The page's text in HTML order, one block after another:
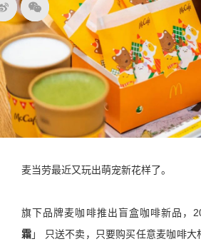
麦当劳最近又玩出萌宠新花样了。
旗下品牌麦咖啡推出盲盒咖啡新品，
霜」 只送不卖，只要购买任意麦咖啡